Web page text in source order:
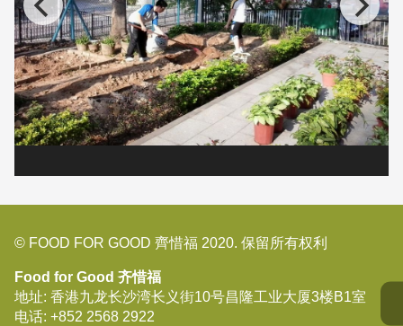
© FOOD FOR GOOD 齊惜福 2020. 保留所有权利
Food for Good 齐惜福
地址: 香港九龙长沙湾长义街10号昌隆工业大厦3楼B1室
电话: +852 2568 2922